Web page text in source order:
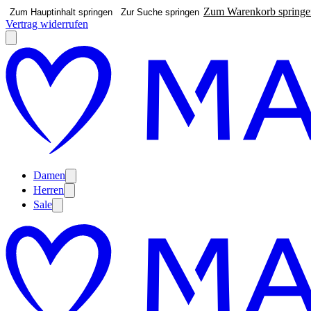
Zum Hauptinhalt springen Zur Suche springen Zum Warenkorb
Vertrag widerrufen
Damen
Herren
Sale